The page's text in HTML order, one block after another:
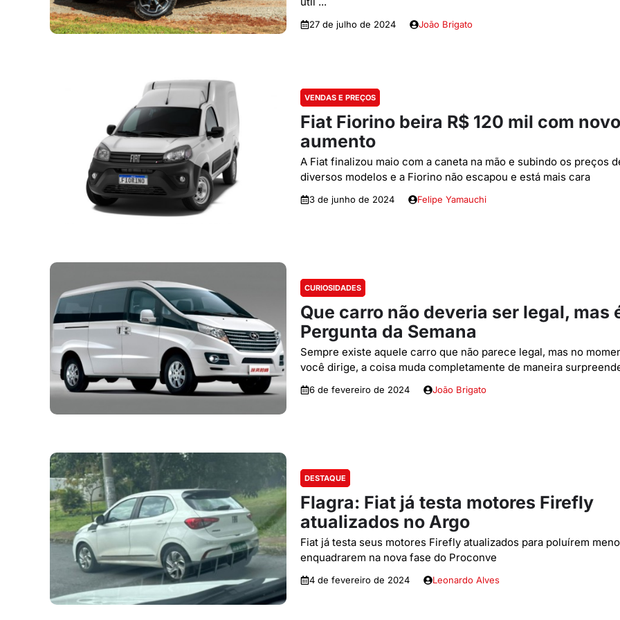
27 de julho de 2024 João Brigato
VENDAS E PREÇOS
Fiat Fiorino beira R$ 120 mil com novo
aumento
A Fiat finalizou maio com a caneta na mão e subindo os preços
diversos modelos e a Fiorino não escapou e está mais cara
3 de junho de 2024 Felipe Yamauchi
CURIOSIDADES
Que carro não deveria ser legal, mas
Pergunta da Semana
Sempre existe aquele carro que não parece legal, mas no
você dirige, a coisa muda completamente de maneira
6 de fevereiro de 2024 João Brigato
DESTAQUE
Flagra: Fiat já testa motores Firefly
atualizados no Argo
Fiat já testa seus motores Firefly atualizados para poluírem
enquadrarem na nova fase do Proconve
4 de fevereiro de 2024 Leonardo Alves